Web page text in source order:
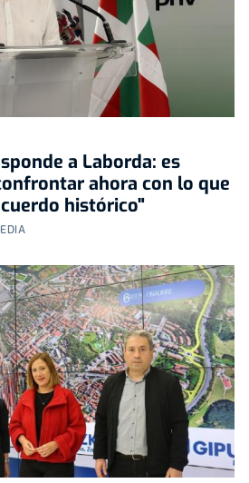
a Laborda: es
ahora con lo que
histórico"